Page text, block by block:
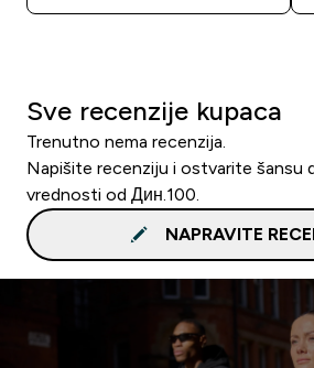
Sve recenzije kupaca
Trenutno nema recenzija.
Napišite recenziju i ostvarite šansu
vrednosti od Дин.100.
NAPRAVITE